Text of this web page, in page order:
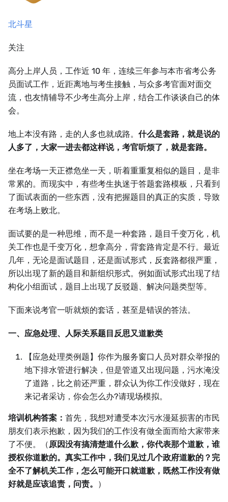
北斗星
关注
高分上岸人员，工作近 10 年，连续三年参与本市省考公务
员面试工作，近距离地与考生接触，与众多考官面对面交
流，也友情辅导不少考生高分上岸，结合工作谈谈自己的体
会。
地上本没有路，走的人多也就成路。 什么是套路，就是说的
人多了，大家一进去都这样说，考官听烦了，就是套路。
坐在考场一天正襟危坐一天，听着重重复相似的题目，是非
常累的。而现实中，有些考生执迷于答题套路模板，只看到
了面试表面的一些东西，没有把握题目的真正的实质，导致
在考场上败北。
面试要的是一种思维，而不是一种套路，题目千变万化，机
关工作也是千变万化，想拿高分，背套路肯定是不行。最近
几年，无论是面试题目，还是面试形式，反套路都很严重，
所以出现了新的题目和新组织形式。例如面试形式出现了结
构化小组面试，题目上出现了反驳题、解决问题类型等。
下面来说考官一听就烦的套话，甚至是错误的答法。
一、应急处理、人际关系题目反思又道歉类
【应急处理类例题】你作为服务窗口人员对群众举报的
地下排水管进行解决，但是管道又出现问题，污水淹没
了道路，比之前还严重，群众认为你工作没做好，现在
来记者采访，你会怎么办?请现场模拟。
培训机构答案： 首先，我想对遭受本次污水漫延损害的市民
朋友们表示抱歉，因为我们的工作没有做全面而给大家带来
了不便。（原因没有搞清楚道什么歉，你代表那个道歉，谁
授权你道歉的。真实工作中，我们见过几个政府道歉的？完
全不了解机关工作，怎么可能开口就道歉，既然工作没有做
好就是应该追责，问责。
）